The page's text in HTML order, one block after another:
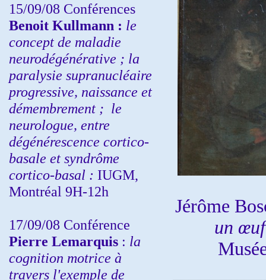
15/09/08 Conférences
Benoit Kullmann : le
concept de maladie
neurodégénérative ; la
paralysie supranucléaire
progressive, naissance et
démembrement ; le
neurologue, entre
dégénérescence cortico-
basale et syndrôme
cortico-basal : IUGM,
Montréal 9H-12h
17/09/08 Conférence
Pierre Lemarquis : la
cognition motrice à
travers l'exemple de
Jérôme
un